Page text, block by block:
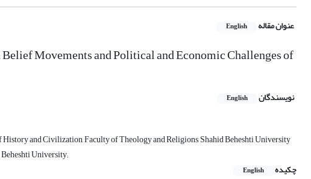
عنوان مقاله English
Movements and Political and Economic Challenges of
نویسندگان English
and Civilization, Faculty of Theology and Religions, Shahid Beheshti University
University;
چکیده
English